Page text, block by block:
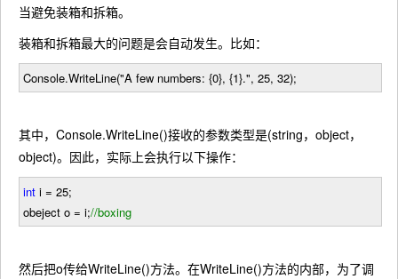
当避免装箱和拆箱。
装箱和拆箱最大的问题是会自动发生。比如：
Console.WriteLine("A few numbers: {0}, {1}.", 25, 32);
其中，Console.WriteLine()接收的参数类型是(string，object，
object)。因此，实际上会执行以下操作：
int i = 25;
obeject o = i;//boxing
然后把o传给WriteLine()方法。在WriteLine()方法的内部，为了调